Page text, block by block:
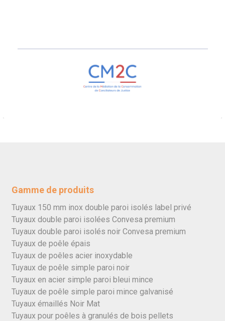
Gamme de produits
Tuyaux 150 mm inox double paroi isolés label privé
Tuyaux double paroi isolées Convesa premium
Tuyaux double paroi isolés noir Convesa premium
Tuyaux de poêle épais
Tuyaux de poêles acier inoxydable
Tuyaux de poêle simple paroi noir
Tuyaux en acier simple paroi bleui mince
Tuyaux de poêle simple paroi mince galvanisé
Tuyaux émaillés Noir Mat
Tuyaux pour poêles à granulés de bois pellets